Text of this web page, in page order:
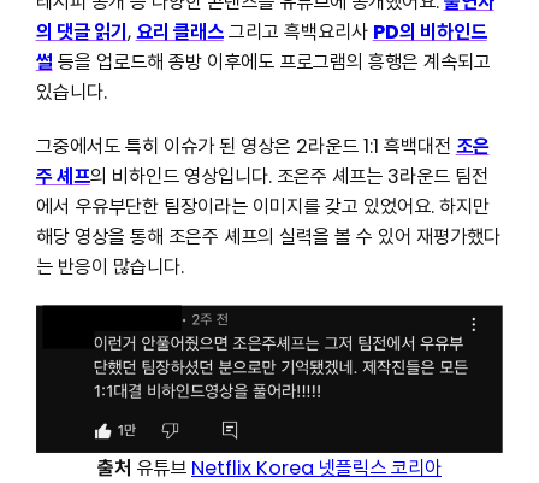
의 댓글 읽기,요리 클래스그리고 흑백요리사 PD의 비하인드
썰등을 업로드해 종방 이후에도 프로그램의 흥행은 계속되고
있습니다.
그중에서도 특히 이슈가 된 영상은 2라운드 1:1 흑백대전 조은
주 셰프의 비하인드 영상입니다. 조은주 셰프는 3라운드 팀전
에서 우유부단한 팀장이라는 이미지를 갖고 있었어요. 하지만
해당 영상을 통해 조은주 셰프의 실력을 볼 수 있어 재평가했다
는 반응이 많습니다.
출처 유튜브 Netflix Korea 넷플릭스 코리아